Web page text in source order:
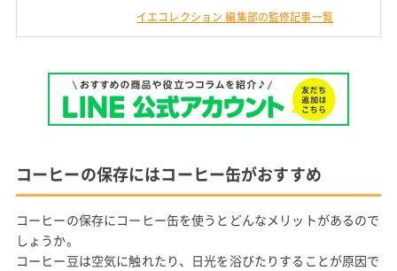
イエコレクション 編集部の監修記事一覧
コーヒーの保存にはコーヒー缶がおすすめ
コーヒーの保存にコーヒー缶を使うとどんなメリットがあるので
しょうか。
コーヒー豆は空気に触れたり、日光を浴びたりすることが原因で